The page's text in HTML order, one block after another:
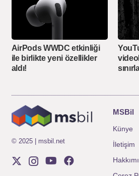
AirPods WWDC etkinliği
ile birlikte yeni özellikler
aldı!
© 2025 | msbil.net
MSBil
Künye
İletişim